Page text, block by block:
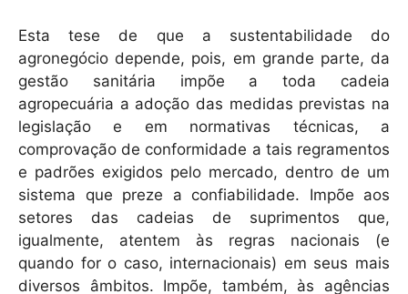
Esta tese de que a sustentabilidade do
agronegócio depende, pois, em grande parte, da
gestão sanitária impõe a toda cadeia
agropecuária a adoção das medidas previstas na
legislação e em normativas técnicas, a
comprovação de conformidade a tais regramentos
e padrões exigidos pelo mercado, dentro de um
sistema que preze a confiabilidade. Impõe aos
setores das cadeias de suprimentos que,
igualmente, atentem às regras nacionais (e
quando for o caso, internacionais) em seus mais
diversos âmbitos. Impõe, também, às agências